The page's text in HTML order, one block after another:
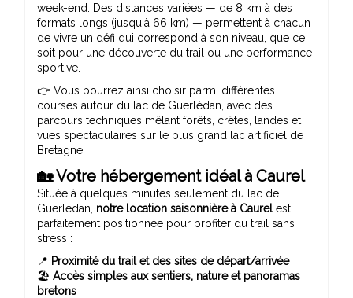
week-end. Des distances variées — de 8 km à des
formats longs (jusqu'à 66 km) — permettent à chacun
de vivre un défi qui correspond à son niveau, que ce
soit pour une découverte du trail ou une performance
sportive.
👉 Vous pourrez ainsi choisir parmi différentes
courses autour du lac de Guerlédan, avec des
parcours techniques mêlant forêts, crêtes, landes et
vues spectaculaires sur le plus grand lac artificiel de
Bretagne.
🏡 Votre hébergement idéal à Caurel
Située à quelques minutes seulement du lac de
Guerlédan, notre location saisonnière à Caurelest
parfaitement positionnée pour profiter du trail sans
stress :
📍 Proximité du trail et des sites de départ/arrivée
🏖️ Accès simples aux sentiers, nature et panoramas
bretons